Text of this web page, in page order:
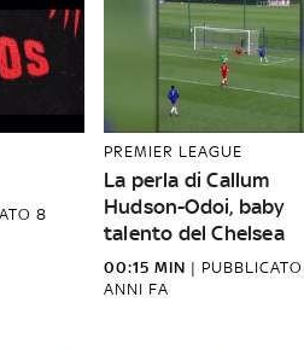
8
PREMIER LEAGUE
La perla di Callum
Hudson-Odoi, baby
talento del Chelsea
00:15 MIN | PUBBLICATO
ANNI FA